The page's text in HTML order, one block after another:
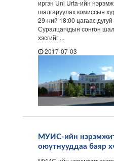
иргэн Uni Urta-ийн
шалгаруулах комиссын
29-ний 18:00 цагаас
Суралцагчдын сонгон
хэсгийг ...
2017-07-03
МУИС-ийн нэрэмжит
оюутнууддаа баяр